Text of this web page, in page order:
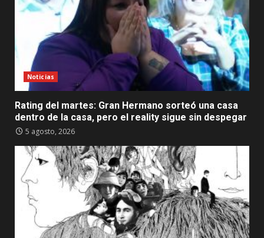
Noticias
Rating del martes: Gran Hermano sorteó una casa
dentro de la casa, pero el reality sigue sin despegar
5 agosto, 2026